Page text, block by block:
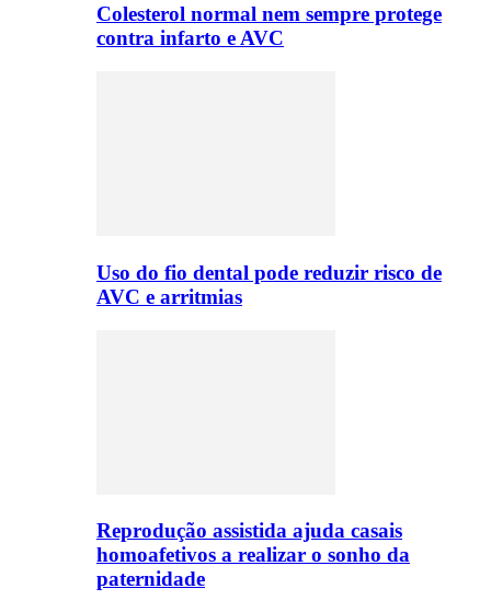
Colesterol normal nem sempre protege
contra infarto e AVC
Uso do fio dental pode reduzir risco de
AVC e arritmias
Reprodução assistida ajuda casais
homoafetivos a realizar o sonho da
paternidade